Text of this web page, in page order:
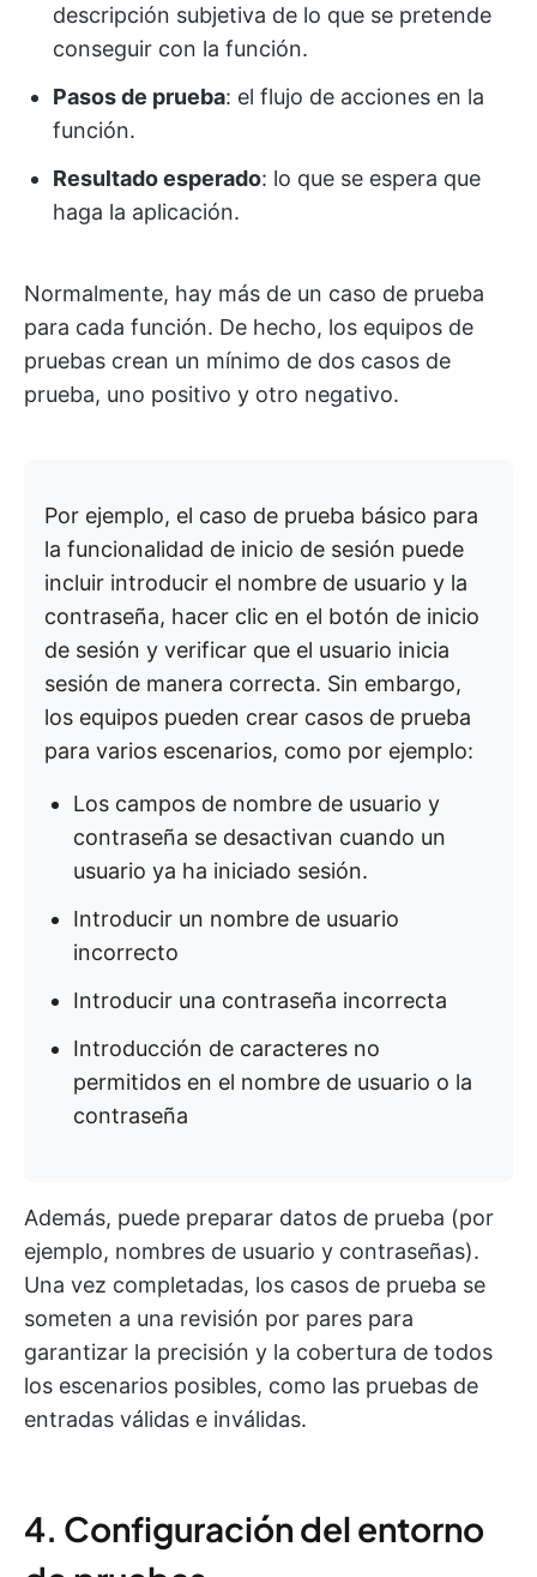
descripción subjetiva de lo que se pretende
conseguir con la función.
Pasos de prueba: el flujo de acciones en la
función.
Resultado esperado: lo que se espera que
haga la aplicación.
Normalmente, hay más de un caso de prueba
para cada función. De hecho, los equipos de
pruebas crean un mínimo de dos casos de
prueba, uno positivo y otro negativo.
Por ejemplo, el caso de prueba básico para
la funcionalidad de inicio de sesión puede
incluir introducir el nombre de usuario y la
contraseña, hacer clic en el botón de inicio
de sesión y verificar que el usuario inicia
sesión de manera correcta. Sin embargo,
los equipos pueden crear casos de prueba
para varios escenarios, como por ejemplo:
Los campos de nombre de usuario y
contraseña se desactivan cuando un
usuario ya ha iniciado sesión.
Introducir un nombre de usuario
incorrecto
Introducir una contraseña incorrecta
Introducción de caracteres no
permitidos en el nombre de usuario o la
contraseña
Además, puede preparar datos de prueba (por
ejemplo, nombres de usuario y contraseñas).
Una vez completadas, los casos de prueba se
someten a una revisión por pares para
garantizar la precisión y la cobertura de todos
los escenarios posibles, como las pruebas de
entradas válidas e inválidas.
4. Configuración del entorno